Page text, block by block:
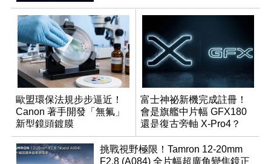
歐盟環保法規步步逼近！
Canon 著手開發「無氟」
新型鏡頭鍍膜
富士神祕新機完成註冊！
會是旗艦中片幅 GFX180
還是復古旁軸 X-Pro4？
挑戰視野極限！Tamron 12-20mm
F2.8 (A084) 全片幅超廣角變焦鏡正